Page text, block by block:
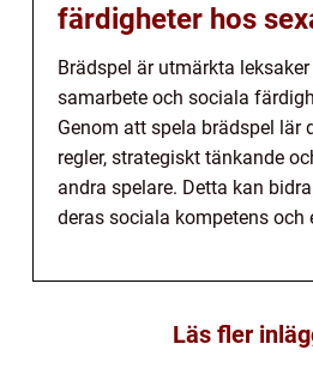
färdigheter hos
Brädspel är utmärkta
samarbete och sociala
Genom att spela brädspel lär
regler, strategiskt tänkande
andra spelare. Detta kan
deras sociala kompetens och
Läs fler